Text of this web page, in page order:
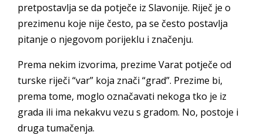
pretpostavlja se da potječe iz Slavonije. Riječ je o
prezimenu koje nije često, pa se često postavlja
pitanje o njegovom porijeklu i značenju.
Prema nekim izvorima, prezime Varat potječe od
turske riječi “var” koja znači “grad”. Prezime bi,
prema tome, moglo označavati nekoga tko je iz
grada ili ima nekakvu vezu s gradom. No, postoje i
druga tumačenja.